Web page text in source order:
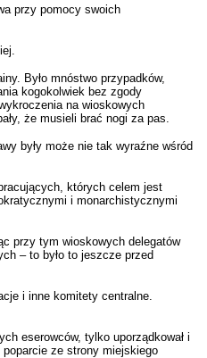
przy pomocy swoich
Było mnóstwo przypadków,
kogokolwiek bez zgody
na wioskowych
że musieli brać nogi za pas.
były może nie tak wyraźne wśród
których celem jest
i monarchistycznymi
przy tym wioskowych delegatów
– to było to jeszcze przed
i inne komitety centralne.
eserowców, tylko uporządkował i
ze strony miejskiego